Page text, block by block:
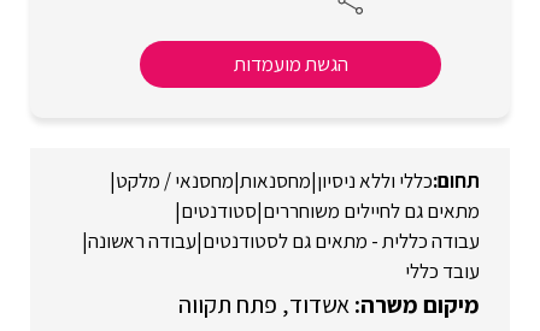
הגשת מועמדות
כללי וללא ניסיון|מחסנאות|מחסנאי / מלקט|
מתאים גם לחיילים משוחררים|סטודנטים|
עבודה כללית - מתאים גם לסטודנטים|עבודה ראשונה|
עובד כללי
אשדוד פתח תקווה